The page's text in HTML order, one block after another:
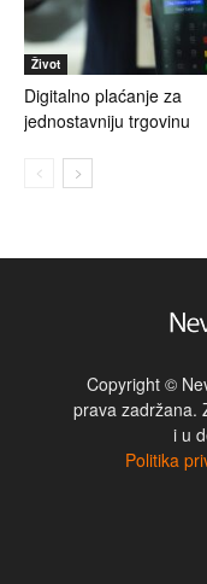
Život
Digitalno plaćanje za
jednostavniju trgovinu
Copyright ©
prava zadržana.
i u
Politika